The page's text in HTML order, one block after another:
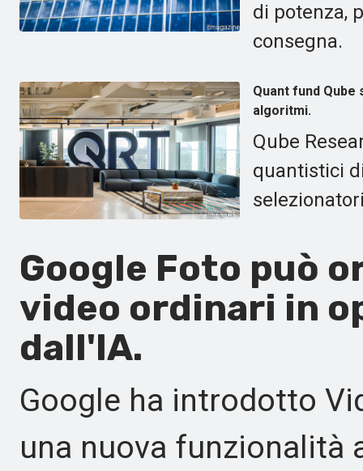
di potenza,
consegna.
Quant fund
algoritmi.
Qube
quantistici
Google Foto può
video ordinari in
dall'IA.
Google ha introdotto
una nuova funzionalità